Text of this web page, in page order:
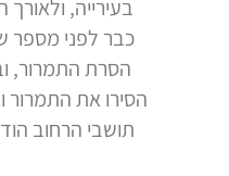
בעירייה,
כבר לפני
הסרת התמרור,
הסירו את
תושבי הרחוב